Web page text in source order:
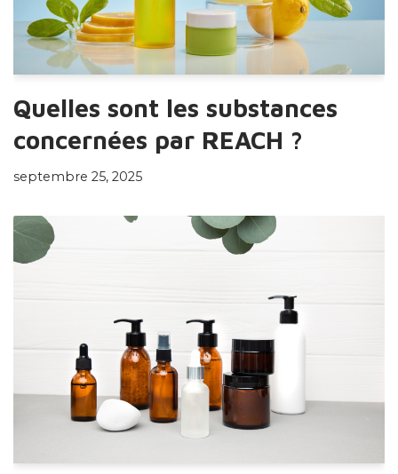
Quelles sont les substances
concernées par REACH ?
septembre 25, 2025